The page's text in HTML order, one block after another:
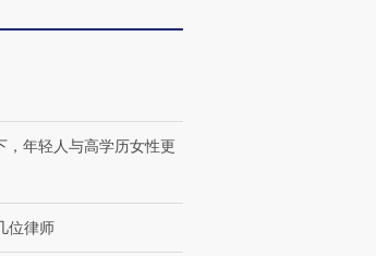
头丸 尿检体内含3种
度Z世代 用街头抗争将教
育部长拱下台
，年轻人与高学历女性更
位律师